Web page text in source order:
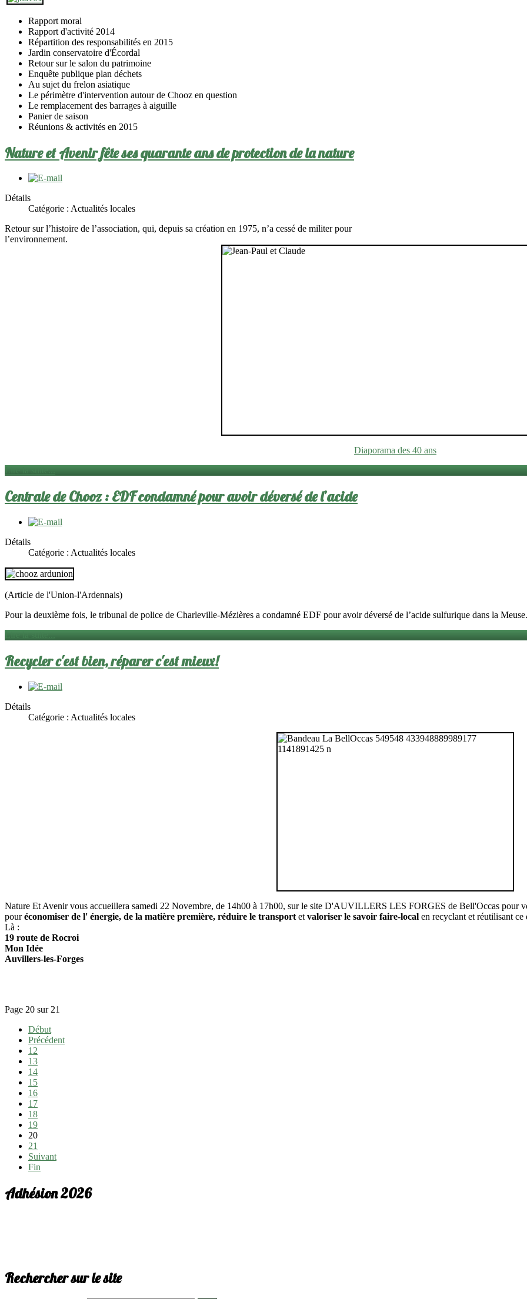
Rapport moral
Rapport d'activité 2014
Répartition des responsabilités en 2015
Jardin conservatoire d'Écordal
Retour sur le salon du patrimoine
Enquête publique plan déchets
Au sujet du frelon asiatique
Le périmètre d'intervention autour de Chooz en question
Le remplacement des barrages à aiguille
Panier de saison
Réunions & activités en 2015
Nature et Avenir fête ses quarante ans de protection de la nature
Détails
Catégorie : Actualités locales
Retour sur l’histoire de l’association, qui, depuis sa création en 1975, n’a cessé de militer pour
l’environnement.
Diaporama des 40 ans
Lire la suite...
Centrale de Chooz : EDF condamné pour avoir déversé de l’acide
Détails
Catégorie : Actualités locales
(Article de l'Union-l'Ardennais)
Pour la deuxième fois, le tribunal de police de Charleville-Mézières a condamné EDF pour avoir déversé de l’acide sulfurique dans la Meuse.
Lire la suite...
Recycler c'est bien, réparer c'est mieux!
Détails
Catégorie : Actualités locales
Nature Et Avenir vous accueillera samedi 22 Novembre, de 14h00 à 17h00, sur le site D'AUVILLERS LES FORGES de Bell'Occas pour
pouréconomiser de l' énergie, de la matière première, réduire le transport et valoriser le savoir faire-local en recyclant et réutilisant
Là :
19 route de Rocroi
Mon Idée
Auvillers-les-Forges
Page 20 sur 21
Début
Précédent
12
13
14
15
16
17
18
19
20
21
Suivant
Fin
Adhésion 2026
Rechercher sur le site